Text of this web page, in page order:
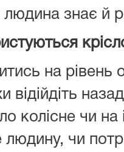
знає й
на рівень
відійдіть
колісне чи
чи